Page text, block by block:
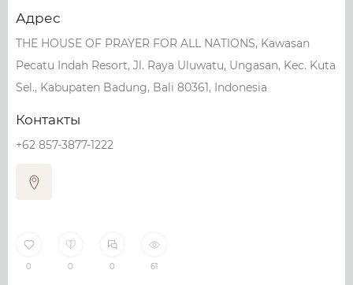
Адрес
THE HOUSE OF PRAYER FOR ALL NATIONS, Kawasan
Pecatu Indah Resort, Jl. Raya Uluwatu, Ungasan, Kec. Kuta
Sel., Kabupaten Badung, Bali 80361, Indonesia
Контакты
+62 857-3877-1222
0 0 0 61